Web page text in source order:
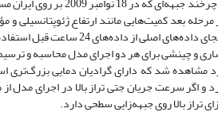
و چینشی برای هر دو اجرای مدل محاسبه و
شد که دارای گرادیان دمایی بزرگ‌تری
و اگر سرعت جریان جتی تراز بالا در اجرای
تراز بالا روی جبهه‌زایی سطحی دارد.